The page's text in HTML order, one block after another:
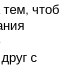
чтоб
с